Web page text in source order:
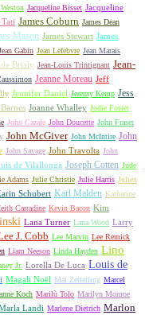
Jacqueline Bisset Jacqueline
Tati James Coburn James Dean
Mason James Stewart James
Gabin Jean Lefebvre Jean Marais
Brialy Jean-Louis Trintignant Jean-
Jeanne Moreau Jeff
Jennifer Daniel Jeremy Kemp Jess
Joanne Whalley Jodie Foster
John Cazale John Doucette John Fraser
John McGiver John McIntire John
John Savage John Travolta John
de Vilallonga Joseph Cotten Jude
Adams Julie Christie Julie Harris Julien
Schubert Karl Malden Katharine
Carradine Kevin Bacon Kim
Lana Turner Lana Wood Larry
J. Cobb Lee Marvin Lee Remick
Liam Neeson Linda Hayden Lino
Jr. Lorella De Luca Louis de
Magali Noël Mai Zetterling Marcel
Koch Marilù Tolo Marilyn Monroe
Landi Marlene Dietrich Marlon